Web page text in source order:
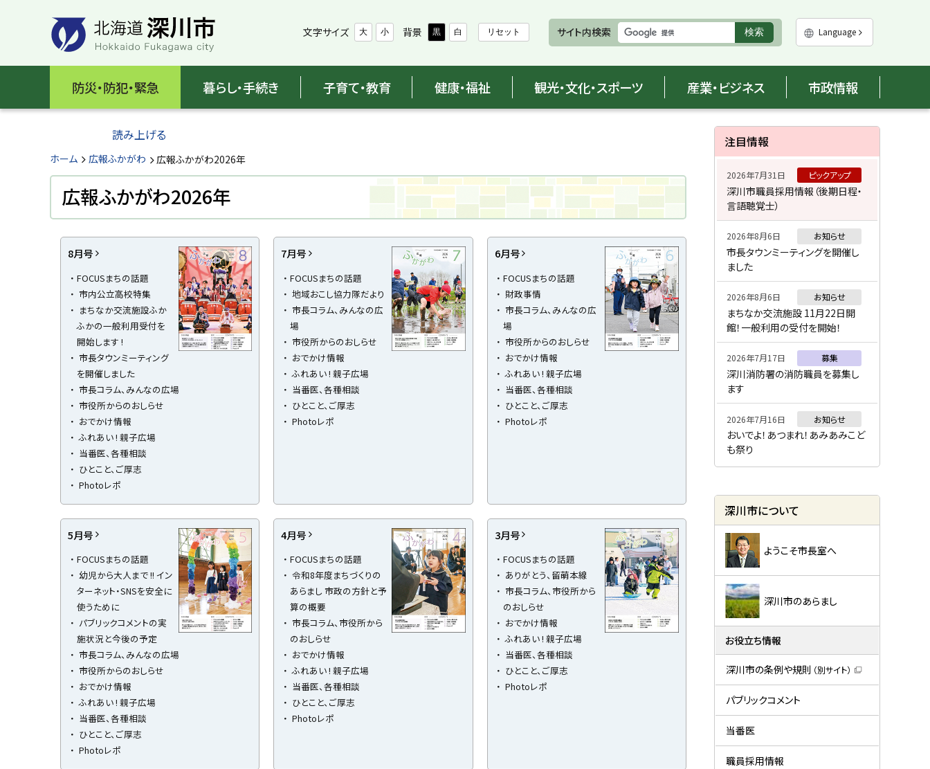
ー
北
道
深
川
市
H
文字サイズ 大 小 背景 黒 白 リセット サイト内検索 検索実
行
Language
防災・防犯・緊急 暮らし・手続き 子育て・教育 健康・福祉 観光・文化・スポーツ 産業・ビジネス 市政情報
読み上げる
ホーム 広報ふかがわ 広報ふかがわ2026年
広報ふかがわ2026年
8月号
FOCUSまちの話題
市内公立高校特集
まちなか交流施設ふか
ふかの一般利用受付を
開始します !
市長タウンミーティング
を開催しました
市長コラム、みんなの広場
市役所からのおしらせ
おでかけ情報
ふれあい ! 親子広場
当番医、各種相談
ひとこと、ご厚志
Photoレポ
7月号
FOCUSまちの話題
地域おこし協力隊だより
市長コラム、みんなの広
場
市役所からのおしらせ
おでかけ情報
ふれあい ! 親子広場
当番医、各種相談
ひとこと、ご厚志
Photoレポ
6月号
FOCUSまちの話題
財政事情
市長コラム、みんなの広
場
市役所からのおしらせ
おでかけ情報
ふれあい ! 親子広場
当番医、各種相談
ひとこと、ご厚志
Photoレポ
5月号
FOCUSまちの話題
幼児から大人まで !! イン
ターネット・SNSを安全に
使うために
パブリックコメントの実
施状況と今後の予定
市長コラム、みんなの広場
市役所からのおしらせ
おでかけ情報
ふれあい ! 親子広場
当番医、各種相談
ひとこと、ご厚志
Photoレポ
4月号
FOCUSまちの話題
令和8年度まちづくりの
あらまし 市政の方針と予
算の概要
市長コラム、市役所から
のおしらせ
おでかけ情報
ふれあい ! 親子広場
当番医、各種相談
ひとこと、ご厚志
Photoレポ
3月号
FOCUSまちの話題
ありがとう、留萌本線
市長コラム、市役所から
のおしらせ
おでかけ情報
ふれあい ! 親子広場
当番医、各種相談
ひとこと、ご厚志
Photoレポ
サ
イ
メ
ニ
ュ
ー
注目情報
2026年7月31日 ピックアップ
深川市職員採用情報（後期日程・
言語聴覚士）
2026年8月6日 お知らせ
市長タウンミーティングを開催し
ました
2026年8月6日 お知らせ
まちなか交流施設 11月22日開
館！一般利用の受付を開始！
2026年7月17日 募集
深川消防署の消防職員を募集し
ます
2026年7月16日 お知らせ
おいでよ！あつまれ！あみあみこど
も祭り
深川市について
ようこそ市長室へ
深川市のあらまし
お役立ち情報
深川市の条例や規則 （別サイト）
新
ィ
ウ
パブリックコメント
当番医
職員採用情報
ニ